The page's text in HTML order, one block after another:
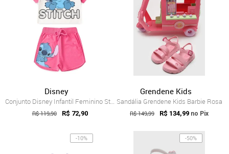
Disney
Conjunto Disney Infantil Feminino Stitch...
R$ 119,90 R$ 72,90
Grendene Kids
Sandália Grendene Kids Barbie Rosa
R$ 149,99 R$ 134,99 no Pix
-10% -50%